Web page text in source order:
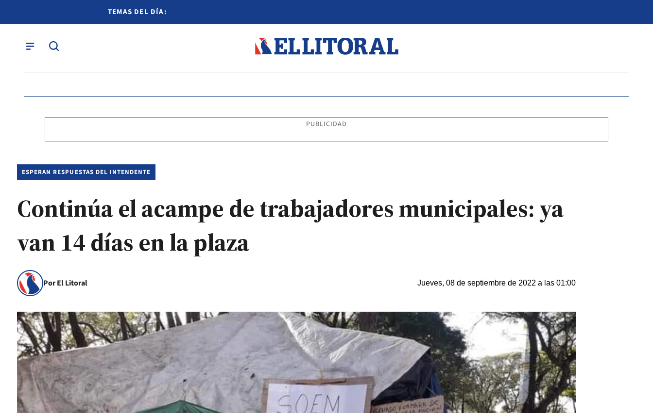
TEMAS DEL DÍA:
PUBLICIDAD
ESPERAN RESPUESTAS DEL INTENDENTE
Continúa el acampe de trabajadores municipales: ya
van 14 días en la plaza
Por El Litoral Jueves, 08 de septiembre de 2022 a las 01:00